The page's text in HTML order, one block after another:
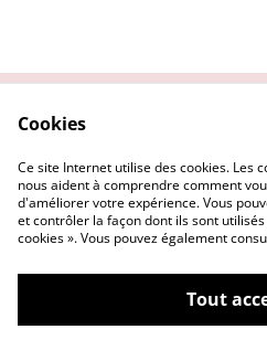
Politique de
confidentialité
©2026La Tiche de Bois
Cookies
Ce site Internet utilise des cookies. Les
nous aident à comprendre comment
d'améliorer votre expérience. Vous
et contrôler la façon dont ils sont
cookies ». Vous pouvez également
Tout